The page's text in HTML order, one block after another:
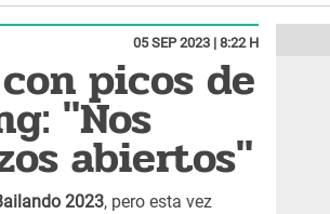
05 SEP 2023 | 8:22 H
picos de
"Nos
abiertos"
2023, pero esta vez